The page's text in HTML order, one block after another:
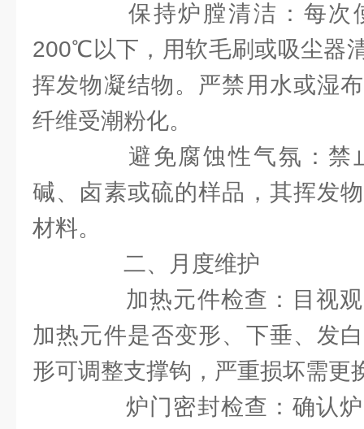
保持炉膛清洁：每次
200℃以下，用软毛刷或吸尘器
挥发物凝结物。严禁用水或湿
纤维受潮粉化。
避免腐蚀性气氛：禁
碱、卤素或硫的样品，其挥发
材料。
二、月度维护
加热元件检查：目视观
加热元件是否变形、下垂、发
形可调整支撑钩，严重损坏需更
炉门密封检查：确认炉